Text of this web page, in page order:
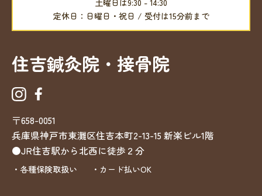
定休日：日曜日・祝日 / 受付は15分前まで
住吉鍼灸院・接骨院
〒658-0051
兵庫県神戸市東灘区住吉本町2-13-15 新楽ビル1階
●JR住吉駅から北西に徒歩２分
・各種保険取扱い ・カード払いOK